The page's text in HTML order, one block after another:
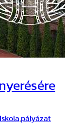
pályázat